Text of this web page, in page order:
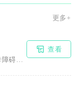
更多+
战胜开心消消乐2173关，核心在于把握关卡障碍特性、优先清理...
查看